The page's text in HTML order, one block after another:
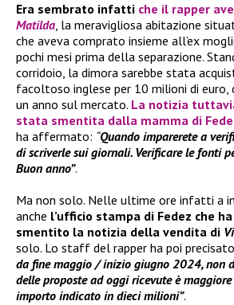
Era sembrato infatti che il rapper
Matilda, la meravigliosa abitazione
che aveva comprato insieme all’ex
pochi mesi prima della separazione.
corridoio, la dimora sarebbe stata
facoltoso inglese per 10 milioni di euro,
un anno sul mercato. La notizia
stata smentita dalla mamma di
ha affermato: “Quando imparerete a
di scriverle sui giornali. Verificare le fonti
Buon anno”.
Ma non solo. Nelle ultime ore infatti a
anche l’ufficio stampa di Fedez che
smentito la notizia della vendita di
solo. Lo staff del rapper ha poi
da fine maggio / inizio giugno 2024, non
delle proposte ad oggi ricevute è
importo indicato in dieci milioni”.